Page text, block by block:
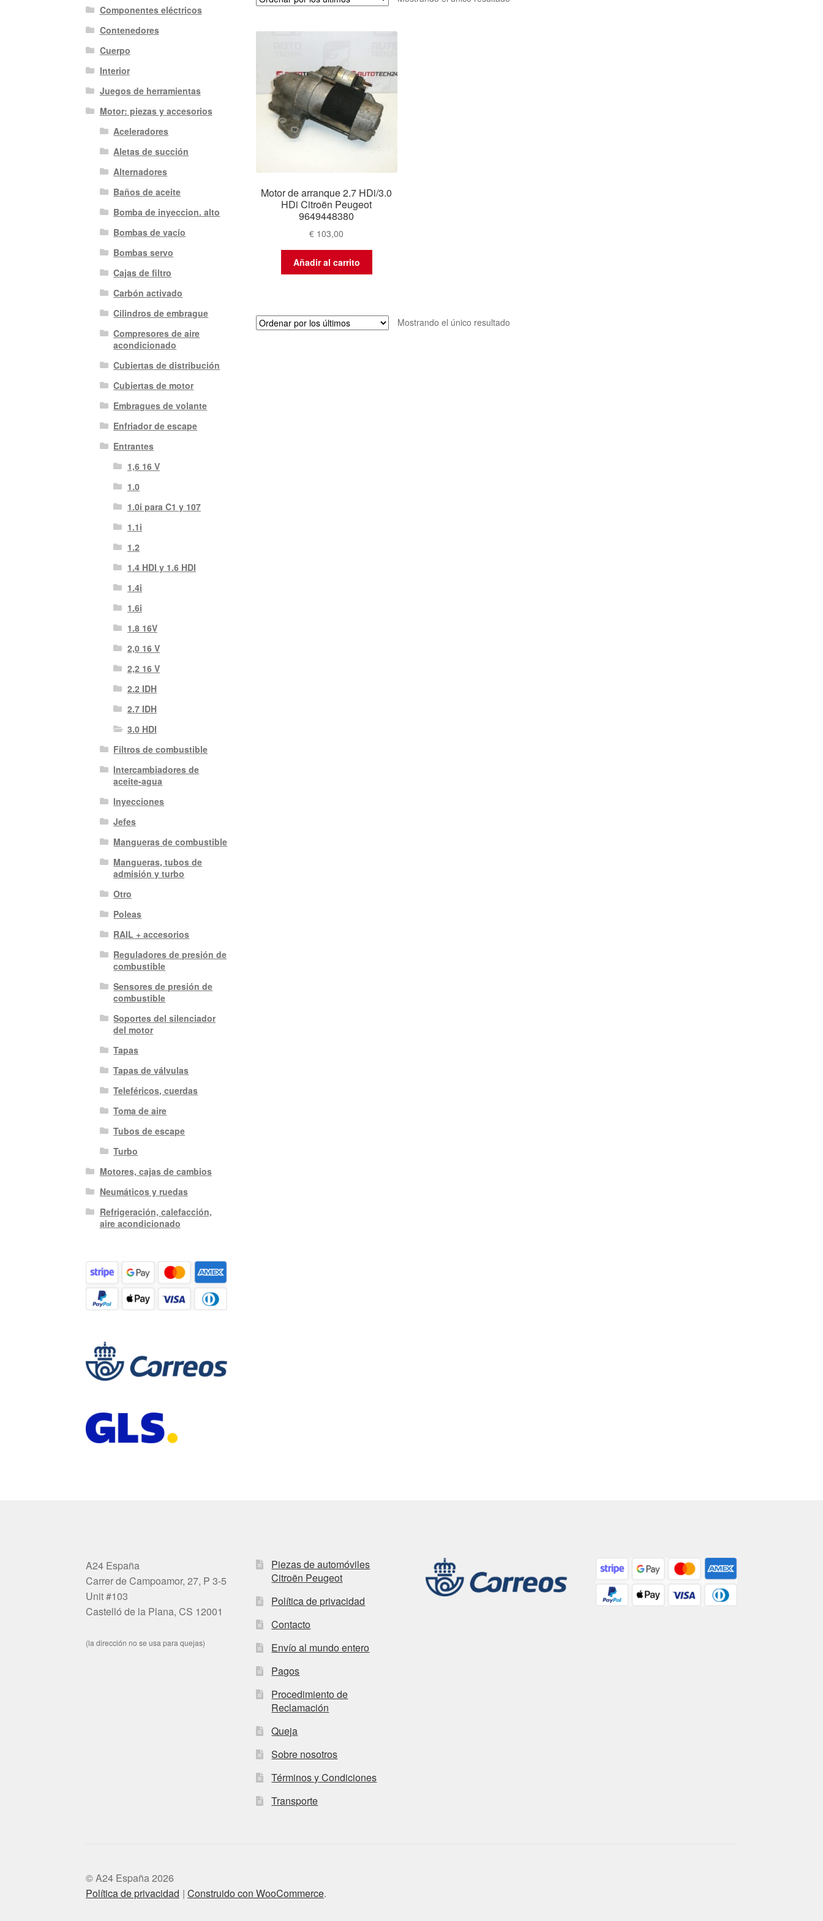
Motor de arranque 2.7 HDi/3.0
HDi Citroën Peugeot
9649448380
€ 103,00
Añadir al carrito
Mostrando el único resultado
Componentes eléctricos
Contenedores
Cuerpo
Interior
Juegos de herramientas
Motor: piezas y accesorios
Aceleradores
Aletas de succión
Alternadores
Baños de aceite
Bomba de inyeccion. alto
Bombas de vacío
Bombas servo
Cajas de filtro
Carbón activado
Cilindros de embrague
Compresores de aire
acondicionado
Cubiertas de distribución
Cubiertas de motor
Embragues de volante
Enfriador de escape
Entrantes
1,6 16 V
1.0
1.0i para C1 y 107
1.1i
1.2
1.4 HDI y 1.6 HDI
1.4i
1.6i
1.8 16V
2,0 16 V
2,2 16 V
2.2 IDH
2.7 IDH
3.0 HDI
Filtros de combustible
Intercambiadores de
aceite-agua
Inyecciones
Jefes
Mangueras de combustible
Mangueras, tubos de
admisión y turbo
Otro
Poleas
RAIL + accesorios
Reguladores de presión de
combustible
Sensores de presión de
combustible
Soportes del silenciador
del motor
Tapas
Tapas de válvulas
Teleféricos, cuerdas
Toma de aire
Tubos de escape
Turbo
Motores, cajas de cambios
Neumáticos y ruedas
Refrigeración, calefacción,
aire acondicionado
A24 España
Carrer de Campoamor, 27, P 3-5
Unit #103
Castelló de la Plana, CS 12001
(la dirección no se usa para quejas)
Piezas de automóviles
Citroën Peugeot
Política de privacidad
Contacto
Envío al mundo entero
Pagos
Procedimiento de
Reclamación
Queja
Sobre nosotros
Términos y Condiciones
Transporte
© A24 España 2026
Política de privacidad
Construido con WooCommerce.